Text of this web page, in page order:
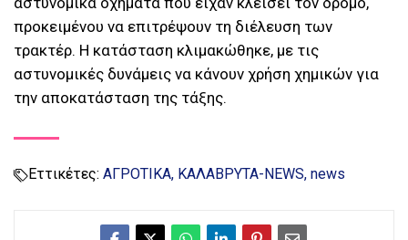
προκειμένου να επιτρέψουν τη διέλευση των
τρακτέρ. Η κατάσταση κλιμακώθηκε, με τις
αστυνομικές δυνάμεις να κάνουν χρήση χημικών για
την αποκατάσταση της τάξης.
Εττικέτες: ΑΓΡΟΤΙΚΑ ΚΑΛΑΒΡΥΤΑ-NEWS news